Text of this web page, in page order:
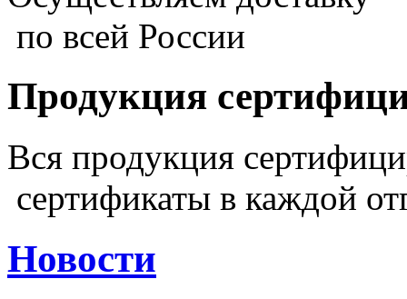
по всей России
Продукция
Вся продукция
сертификаты в каждой
Новости